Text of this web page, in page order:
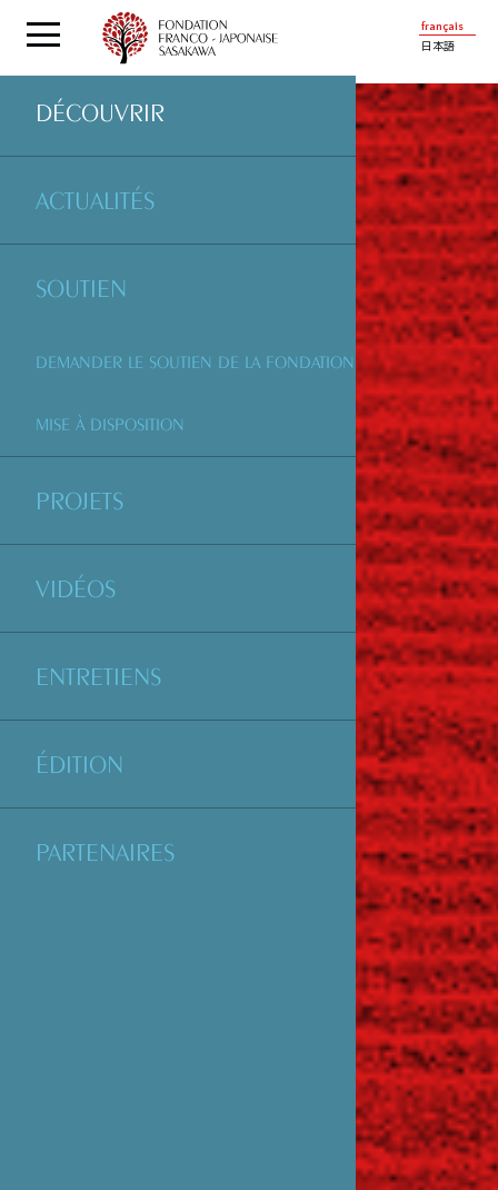
français
日本語
DÉCOUVRIR
ACTUALITÉS
SOUTIEN
DEMANDER LE SOUTIEN DE LA FONDATION
MISE À DISPOSITION
PROJETS
VIDÉOS
ENTRETIENS
ÉDITION
PARTENAIRES